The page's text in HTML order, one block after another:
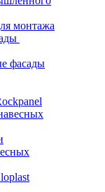
монтажа
фасады